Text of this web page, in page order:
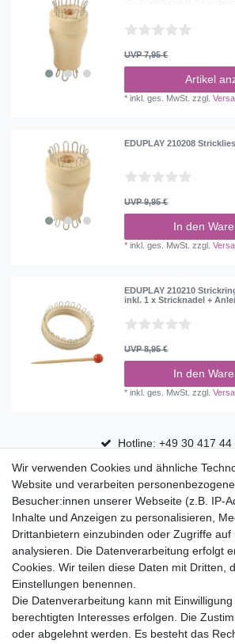
UVP 7,95 €
Artikel
*inkl. ges. MwSt. zzgl.
EDUPLAY 210208
UVP 9,95 €
In den
*inkl. ges. MwSt. zzgl.
EDUPLAY 210210
inkl. 1 x Stricknadel +
UVP 8,95 €
In den
*inkl. ges. MwSt. zzgl.
Hotline: +49 30 417 44
30 Tage
Versandfrei ab 75 € in
Top Marken
Eduplay
Folia Bringmann
Shop
Mein Konto
Wir verwenden Cookies und ähnliche
Website und verarbeiten
Besucher:innen unserer Webseite (z.B. IP-
Inhalte und Anzeigen zu personalisieren,
Drittanbietern einzubinden oder Zugriffe auf
analysieren. Die Datenverarbeitung erfolgt
Cookies. Wir teilen diese Daten mit Dritten,
Einstellungen benennen.
Die Datenverarbeitung kann mit
berechtigten Interesses erfolgen. Die
oder abgelehnt werden. Es besteht das